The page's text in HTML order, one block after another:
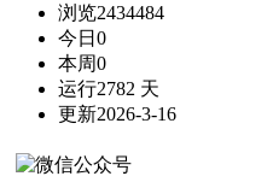
浏览2434484
今日 0
本周0
运行2782 天
更新2026-3-16